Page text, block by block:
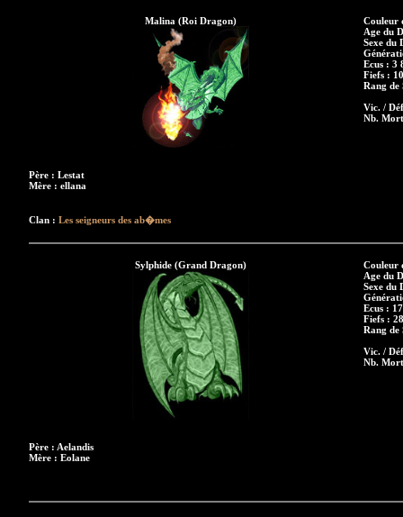
Malina (Roi Dragon)
Père : Lestat
Mère : ellana
Couleur
Age du
Sexe du
Ecus : 3
Fiefs :
Rang de
Vic. /
Nb.
Clan : Les seigneurs des ab�mes
Sylphide (Grand Dragon)
Père : Aelandis
Mère : Eolane
Couleur
Age du
Sexe du
Ecus :
Fiefs :
Rang de
Vic. /
Nb.